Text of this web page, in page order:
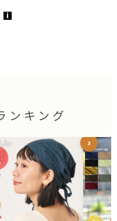
ンキング
3